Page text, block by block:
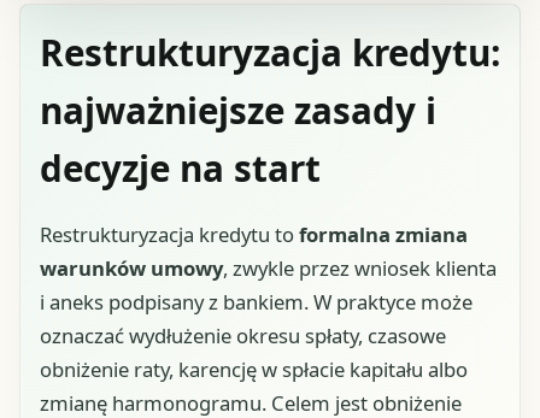
Restrukturyzacja kredytu:
najważniejsze zasady i
decyzje na start
Restrukturyzacja kredytu toformalna zmiana
warunków umowy, zwykle przez wniosek klienta
i aneks podpisany z bankiem. W praktyce może
oznaczać wydłużenie okresu spłaty, czasowe
obniżenie raty, karencję w spłacie kapitału albo
zmianę harmonogramu. Celem jest obniżenie